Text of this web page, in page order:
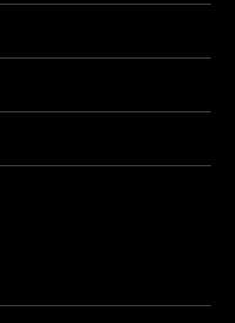
れたことです。
通大の島内景二さ
く、現代の風俗や
います。『要約 世
れる木原武一さん
トーリーを凝縮さ
に出して読みたい
んは、文豪作品の